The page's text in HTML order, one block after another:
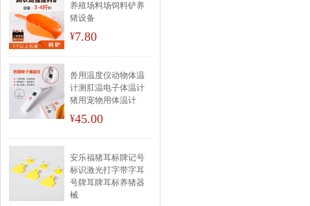
养殖场料场饲料铲养
猪设备
¥7.80
兽用温度仪动物体温
计测肛温电子体温计
猪用宠物用体温计
¥45.00
安乐福猪耳标牌记号
标识激光打字带字耳
号牌耳牌耳标养猪器
械